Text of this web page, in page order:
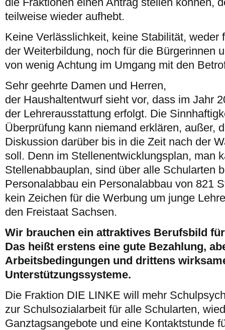
teilweise wieder aufhebt.
Keine Verlässlichkeit, keine Stabilität, weder
der Weiterbildung, noch für die Bürgerinnen
von wenig Achtung im Umgang mit den
Sehr geehrte Damen und Herren,
der Haushaltentwurf sieht vor, dass im Jahr
der Lehrerausstattung erfolgt. Die
Überprüfung kann niemand erklären, außer,
Diskussion darüber bis in die Zeit nach der
soll. Denn im Stellenentwicklungsplan, man
Stellenabbauplan, sind über alle Schularten
Personalabbau ein Personalabbau von 821
kein Zeichen für die Werbung um junge
den Freistaat Sachsen.
Wir brauchen ein attraktives Berufsbild
Das heißt erstens eine gute Bezahlung,
Arbeitsbedingungen und drittens
Unterstützungssysteme.
Die Fraktion DIE LINKE will mehr
zur Schulsozialarbeit für alle Schularten,
Ganztagsangebote und eine Kontaktstunde